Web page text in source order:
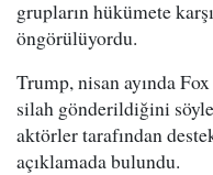
grupların hükümete
öngörülüyordu.
Trump, nisan ayında
silah gönderildiğini
aktörler tarafından
açıklamada bulundu.